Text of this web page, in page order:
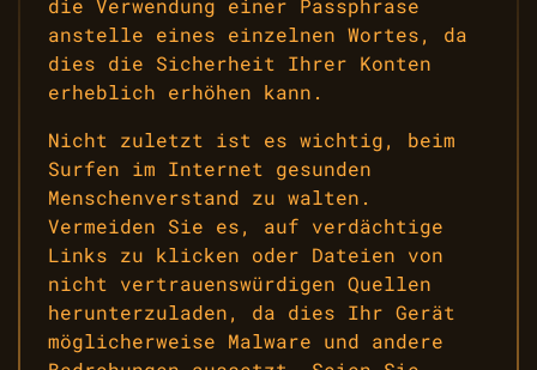
die Verwendung einer Passphrase
anstelle eines einzelnen Wortes, da
dies die Sicherheit Ihrer Konten
erheblich erhöhen kann.
Nicht zuletzt ist es wichtig, beim
Surfen im Internet gesunden
Menschenverstand zu walten.
Vermeiden Sie es, auf verdächtige
Links zu klicken oder Dateien von
nicht vertrauenswürdigen Quellen
herunterzuladen, da dies Ihr Gerät
möglicherweise Malware und andere